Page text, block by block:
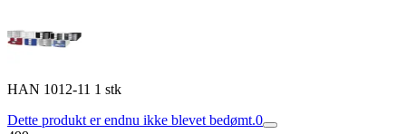
HAN 1012-11 1 stk
Dette produkt er endnu ikke blevet bedømt.0